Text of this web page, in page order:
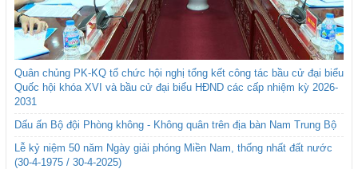
Quân chủng PK-KQ tổ chức hội nghị tổng kết công tác bầu cử đại biểu
Quốc hội khóa XVI và bầu cử đại biểu HĐND các cấp nhiệm kỳ 2026-
2031
Dấu ấn Bộ đội Phòng không - Không quân trên địa bàn Nam Trung Bộ
Lễ kỷ niệm 50 năm Ngày giải phóng Miền Nam, thống nhất đất nước
(30-4-1975 / 30-4-2025)